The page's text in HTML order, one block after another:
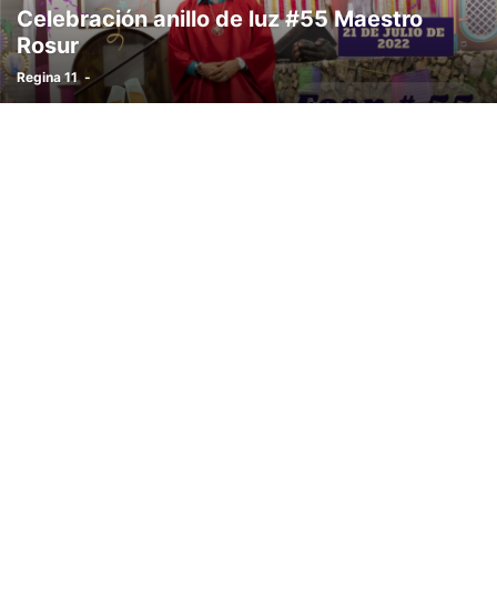
Celebración anillo de luz #55 Maestro
Rosur
Regina 11 -